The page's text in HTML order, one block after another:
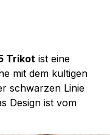
Trikot ist eine
mit dem kultigen
schwarzen Linie
Design ist vom